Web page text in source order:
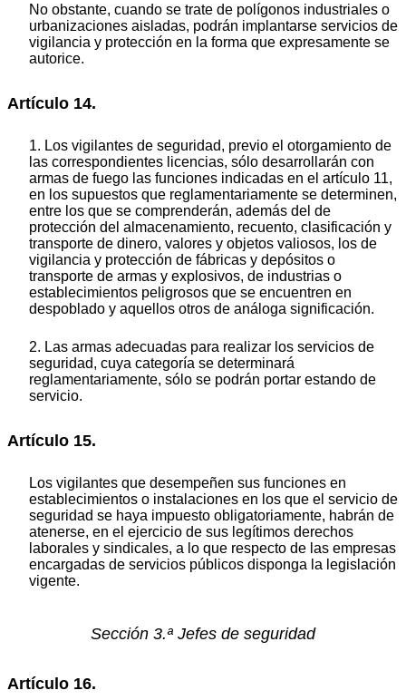
No obstante, cuando se trate de polígonos industriales o
urbanizaciones aisladas, podrán implantarse servicios de
vigilancia y protección en la forma que expresamente se
autorice.
Artículo 14.
1. Los vigilantes de seguridad, previo el otorgamiento de
las correspondientes licencias, sólo desarrollarán con
armas de fuego las funciones indicadas en el artículo 11,
en los supuestos que reglamentariamente se determinen,
entre los que se comprenderán, además del de
protección del almacenamiento, recuento, clasificación y
transporte de dinero, valores y objetos valiosos, los de
vigilancia y protección de fábricas y depósitos o
transporte de armas y explosivos, de industrias o
establecimientos peligrosos que se encuentren en
despoblado y aquellos otros de análoga significación.
2. Las armas adecuadas para realizar los servicios de
seguridad, cuya categoría se determinará
reglamentariamente, sólo se podrán portar estando de
servicio.
Artículo 15.
Los vigilantes que desempeñen sus funciones en
establecimientos o instalaciones en los que el servicio de
seguridad se haya impuesto obligatoriamente, habrán de
atenerse, en el ejercicio de sus legítimos derechos
laborales y sindicales, a lo que respecto de las empresas
encargadas de servicios públicos disponga la legislación
vigente.
Sección 3.ª Jefes de seguridad
Artículo 16.